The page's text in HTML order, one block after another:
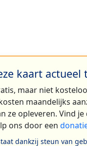
kaart actueel
maar niet
maandelijks
ze opleveren. Vind je
ons door een
dankzij steun van